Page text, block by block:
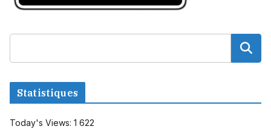
Statistiques
Today's Views: 1 622